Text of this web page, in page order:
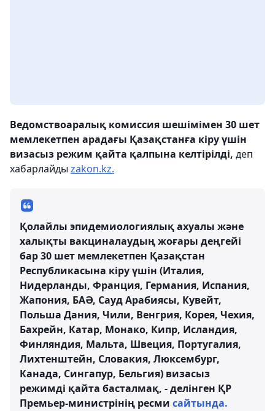
Ведомствоаралық комиссия шешімімен 30 шет
мемлекетпен арадағы Қазақстанға кіру үшін
визасыз режим қайта қалпына келтірілді, деп
хабарлайды zakon.kz.
Қолайлы эпидемиологиялық ахуалы және
халықты вакциналаудың жоғары деңгейі
бар 30 шет мемлекетпен Қазақстан
Республикасына кіру үшін (Италия,
Нидерланды, Франция, Германия, Испания,
Жапония, БАӘ, Сауд Арабиясы, Кувейт,
Польша Дания, Чили, Венгрия, Корея, Чехия,
Бахрейн, Катар, Монако, Кипр, Исландия,
Финляндия, Мальта, Швеция, Португалия,
Лихтенштейн, Словакия, Люксембург,
Канада, Сингапур, Бельгия) визасыз
режимді қайта басталмақ, - делінген ҚР
Премьер-министрінің ресми сайтында.